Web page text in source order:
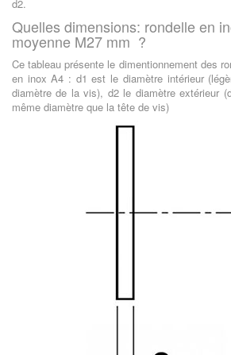
d2.
Quelles dimensions: rondelle en
moyenne M27 mm ?
Ce tableau présente le dimentionnement des
en inox A4 : d1 est le diamètre intérieur
diamètre de la vis), d2 le diamètre extérieur
même diamètre que la tête de vis)